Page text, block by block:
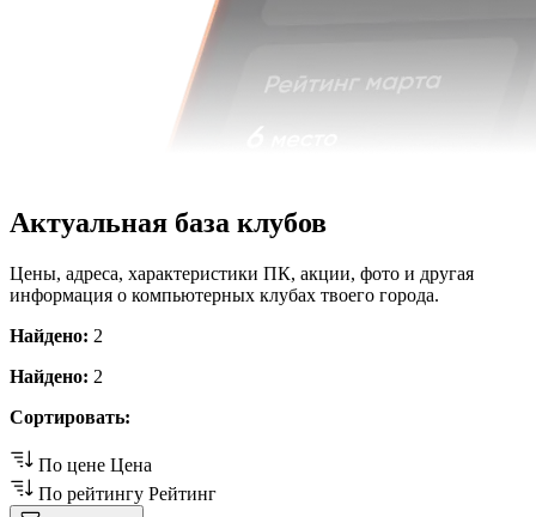
Актуальная база клубов
Цены, адреса, характеристики ПК, акции, фото и другая
информация о компьютерных клубах твоего города.
Найдено: 2
Найдено: 2
Сортировать:
По цене Цена
По рейтингу Рейтинг